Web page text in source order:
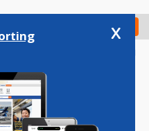
Check in
x